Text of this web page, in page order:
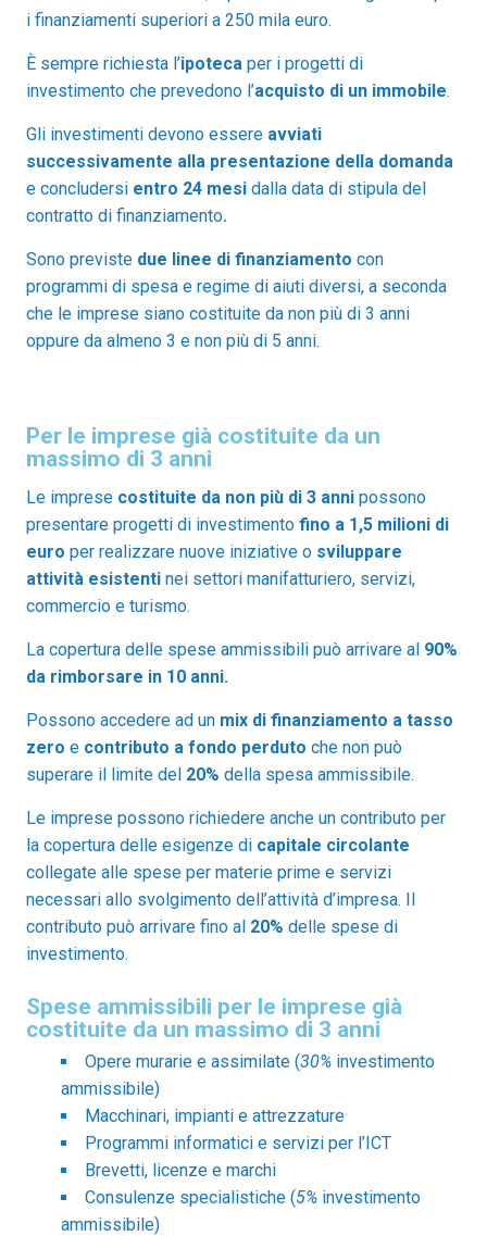
i finanziamenti superiori a 250 mila euro.
È sempre richiesta l’ipoteca per i progetti di
investimento che prevedono l’acquisto di un immobile.
Gli investimenti devono essere avviati
successivamente alla presentazione della domanda
e concludersi entro 24 mesi dalla data di stipula del
contratto di finanziamento.
Sono previste due linee di finanziamento con
programmi di spesa e regime di aiuti diversi, a seconda
che le imprese siano costituite da non più di 3 anni
oppure da almeno 3 e non più di 5 anni.
Per le imprese già costituite da un
massimo di 3 anni
Le imprese costituite da non più di 3 anni possono
presentare progetti di investimento fino a 1,5 milioni di
euro per realizzare nuove iniziative o sviluppare
attività esistenti nei settori manifatturiero, servizi,
commercio e turismo.
La copertura delle spese ammissibili può arrivare al 90%
da rimborsare in 10 anni.
Possono accedere ad un mix di finanziamento a tasso
zero e contributo a fondo perduto che non può
superare il limite del 20% della spesa ammissibile.
Le imprese possono richiedere anche un contributo per
la copertura delle esigenze di capitale circolante
collegate alle spese per materie prime e servizi
necessari allo svolgimento dell’attività d’impresa. Il
contributo può arrivare fino al 20% delle spese di
investimento.
Spese ammissibili per le imprese già
costituite da un massimo di 3 anni
Opere murarie e assimilate (30% investimento
ammissibile)
Macchinari, impianti e attrezzature
Programmi informatici e servizi per l’ICT
Brevetti, licenze e marchi
Consulenze specialistiche (5% investimento
ammissibile)